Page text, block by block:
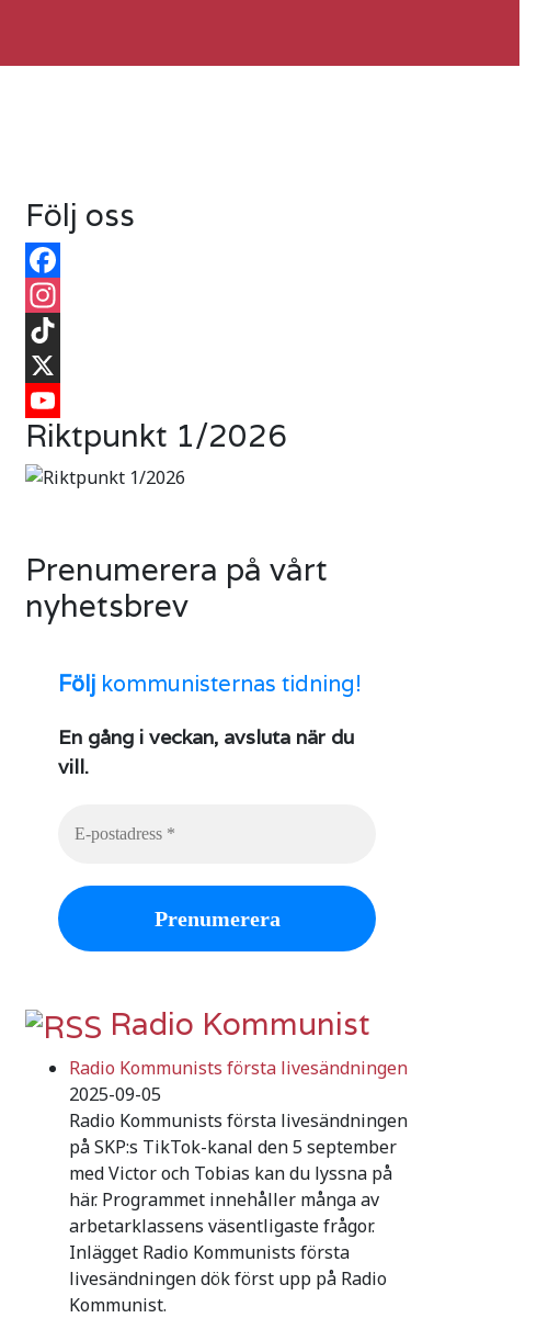
Följ oss
Facebook
Instagram
TikTok
X
YouTube
Riktpunkt 1/2026
Prenumerera på vårt
nyhetsbrev
Följ kommunisternas tidning!
En gång i veckan, avsluta när du
vill.
Radio Kommunist
Radio Kommunists första livesändningen
2025-09-05
Radio Kommunists första livesändningen
på SKP:s TikTok-kanal den 5 september
med Victor och Tobias kan du lyssna på
här. Programmet innehåller många av
arbetarklassens väsentligaste frågor.
Inlägget Radio Kommunists första
livesändningen dök först upp på Radio
Kommunist.